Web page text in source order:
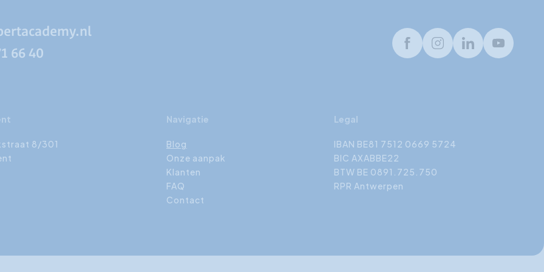
66 40
FacebookInstagramLinkedInYoutube
8/301
Navigatie
Blog
Onze aanpak
Klanten
FAQ
Contact
Legal
IBAN BE81 7512 0669 5724
BIC AXABBE22
BTW BE 0891.725.750
RPR Antwerpen